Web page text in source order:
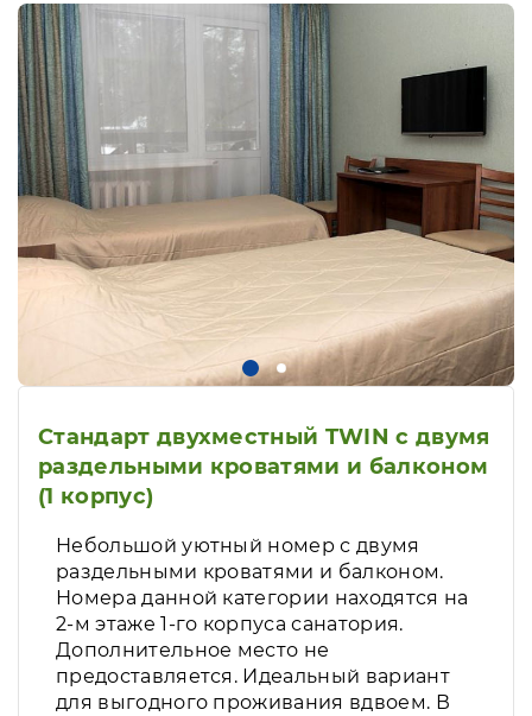
Стандарт двухместный TWIN с двумя
раздельными кроватями и балконом
(1 корпус)
Небольшой уютный номер с двумя
раздельными кроватями и балконом.
Номера данной категории находятся на
2-м этаже 1-го корпуса санатория.
Дополнительное место не
предоставляется. Идеальный вариант
для выгодного проживания вдвоем. В